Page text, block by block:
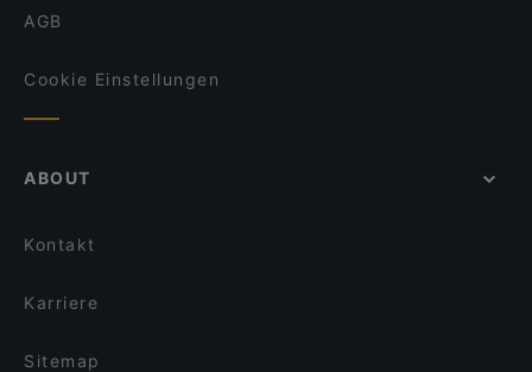
AGB
Cookie Einstellungen
ABOUT
Kontakt
Karriere
Sitemap